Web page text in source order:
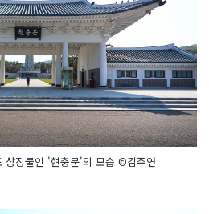
상징물인 '현충문'의 모습 ©김주연